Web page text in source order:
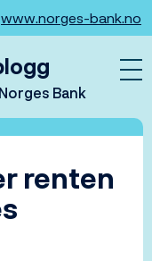
www.norges-bank.no
Bank
renten